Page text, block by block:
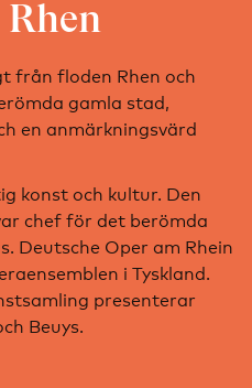
från floden Rhen och
gamla stad,
en anmärkningsvärd
konst och kultur. Den
chef för det berömda
Deutsche Oper am Rhein
i Tyskland.
presenterar
Beuys.